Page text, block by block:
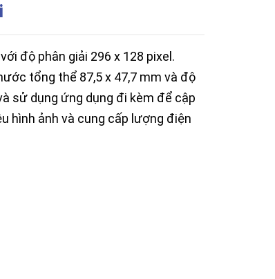
độ phân giải 296 x 128 pixel.
tổng thể 87,5 x 47,7 mm và độ
sử dụng ứng dụng đi kèm để cập
hình ảnh và cung cấp lượng điện